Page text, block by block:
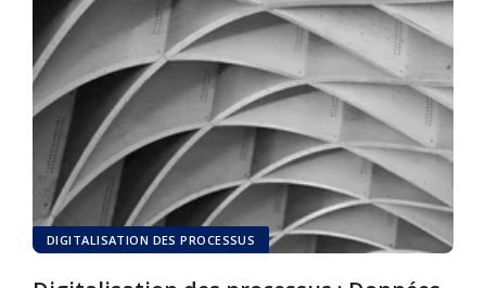
DIGITALISATION DES PROCESSUS